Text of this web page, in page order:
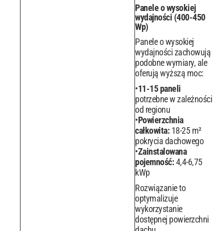
Panele o wysokiej
wydajności (400-450
Wp)
Panele o wysokiej
wydajności zachowują
podobne wymiary, ale
oferują wyższą moc:
11-15 paneli
potrzebne w zależności
od regionu
Powierzchnia
całkowita: 18-25 m²
pokrycia dachowego
Zainstalowana
pojemność:4,4-6,75
kWp
Rozwiązanie to
optymalizuje
wykorzystanie
dostępnej powierzchni